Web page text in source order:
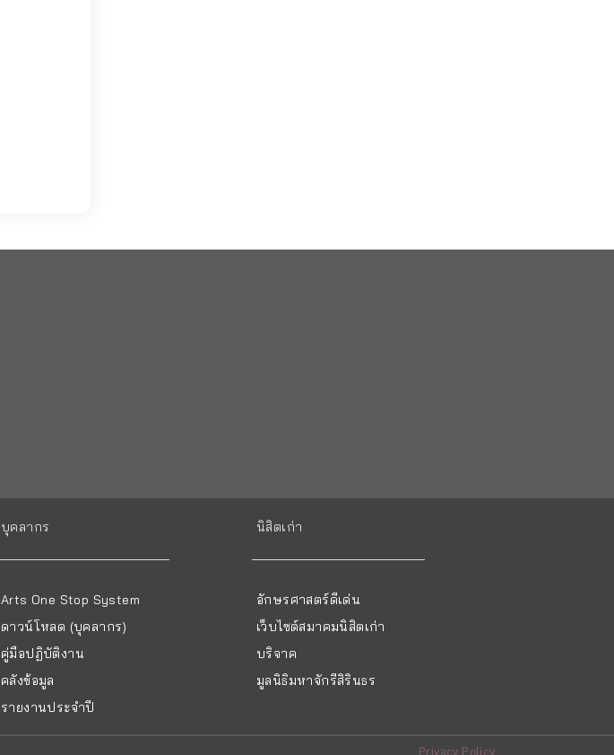
บุคลากร
Arts One Stop System
ดาวน์โหลด (บุคลากร)
คู่มือปฏิบัติงาน
คลังข้อมูล
รายงานประจำปี
นิสิตเก่า
อักษรศาสตร์ดีเด่น
เว็บไซต์สมาคมนิสิตเก่า
บริจาค
มูลนิธิมหาจักรีสิรินธร
Privacy Policy